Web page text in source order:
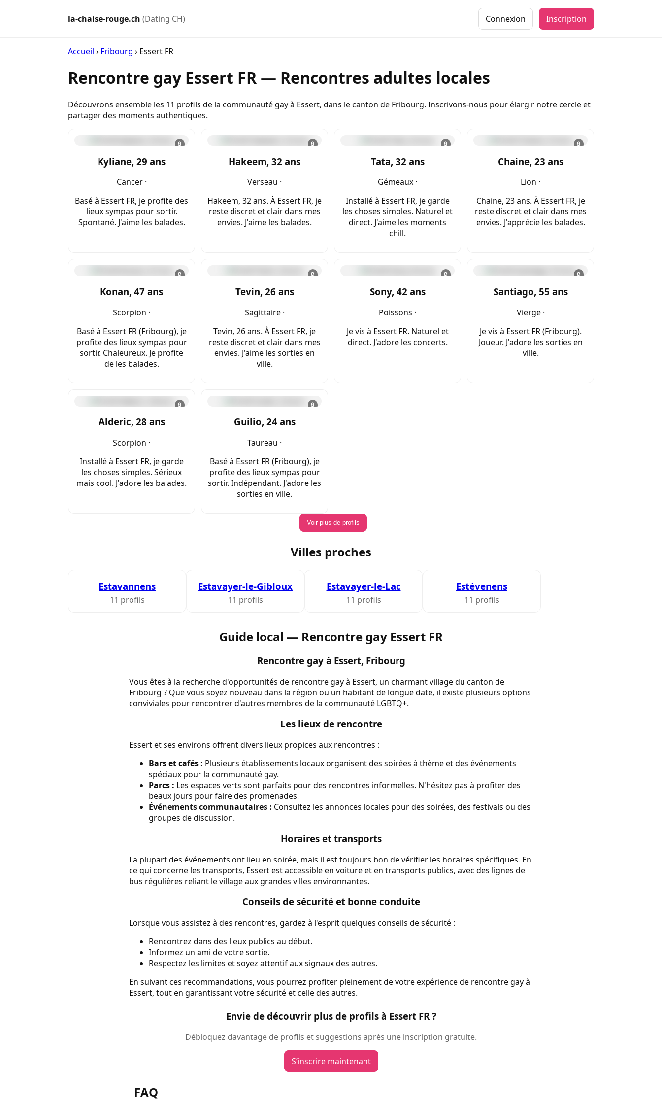
la-chaise-rouge.ch (Dating CH) Connexion Inscription
Accueil › Fribourg › Essert FR
Rencontre gay Essert FR — Rencontres adultes locales
Découvrons ensemble les 11 profils de la communauté gay à Essert, dans le canton de Fribourg. Inscrivons-nous pour élargir notre cercle et
partager des moments authentiques.
🔒
Kyliane, 29 ans
Cancer ·
Basé à Essert FR, je profite des
lieux sympas pour sortir.
Spontané. J'aime les balades.
🔒
Hakeem, 32 ans
Verseau ·
Hakeem, 32 ans. À Essert FR, je
reste discret et clair dans mes
envies. J'aime les balades.
🔒
Tata, 32 ans
Gémeaux ·
Installé à Essert FR, je garde
les choses simples. Naturel et
direct. J'aime les moments
chill.
🔒
Chaine, 23 ans
Lion ·
Chaine, 23 ans. À Essert FR, je
reste discret et clair dans mes
envies. J'apprécie les balades.
🔒
Konan, 47 ans
Scorpion ·
Basé à Essert FR (Fribourg), je
profite des lieux sympas pour
sortir. Chaleureux. Je profite
de les balades.
🔒
Tevin, 26 ans
Sagittaire ·
Tevin, 26 ans. À Essert FR, je
reste discret et clair dans mes
envies. J'aime les sorties en
ville.
🔒
Sony, 42 ans
Poissons ·
Je vis à Essert FR. Naturel et
direct. J'adore les concerts.
🔒
Santiago, 55 ans
Vierge ·
Je vis à Essert FR (Fribourg).
Joueur. J'adore les sorties en
ville.
🔒
Alderic, 28 ans
Scorpion ·
Installé à Essert FR, je garde
les choses simples. Sérieux
mais cool. J'adore les balades.
🔒
Guilio, 24 ans
Taureau ·
Basé à Essert FR (Fribourg), je
profite des lieux sympas pour
sortir. Indépendant. J'adore les
sorties en ville.
Voir plus de profils
Villes proches
Estavannens
11 profils
Estavayer-le-Gibloux
11 profils
Estavayer-le-Lac
11 profils
Estévenens
11 profils
Guide local — Rencontre gay Essert FR
Rencontre gay à Essert, Fribourg
Vous êtes à la recherche d'opportunités de rencontre gay à Essert, un charmant village du canton de
Fribourg ? Que vous soyez nouveau dans la région ou un habitant de longue date, il existe plusieurs options
conviviales pour rencontrer d'autres membres de la communauté LGBTQ+.
Les lieux de rencontre
Essert et ses environs offrent divers lieux propices aux rencontres :
Bars et cafés : Plusieurs établissements locaux organisent des soirées à thème et des événements
spéciaux pour la communauté gay.
Parcs : Les espaces verts sont parfaits pour des rencontres informelles. N'hésitez pas à profiter des
beaux jours pour faire des promenades.
Événements communautaires : Consultez les annonces locales pour des soirées, des festivals ou des
groupes de discussion.
Horaires et transports
La plupart des événements ont lieu en soirée, mais il est toujours bon de vérifier les horaires spécifiques. En
ce qui concerne les transports, Essert est accessible en voiture et en transports publics, avec des lignes de
bus régulières reliant le village aux grandes villes environnantes.
Conseils de sécurité et bonne conduite
Lorsque vous assistez à des rencontres, gardez à l'esprit quelques conseils de sécurité :
Rencontrez dans des lieux publics au début.
Informez un ami de votre sortie.
Respectez les limites et soyez attentif aux signaux des autres.
En suivant ces recommandations, vous pourrez profiter pleinement de votre expérience de rencontre gay à
Essert, tout en garantissant votre sécurité et celle des autres.
Envie de découvrir plus de profils à Essert FR ?
Débloquez davantage de profils et suggestions après une inscription gratuite.
S’inscrire maintenant
FAQ